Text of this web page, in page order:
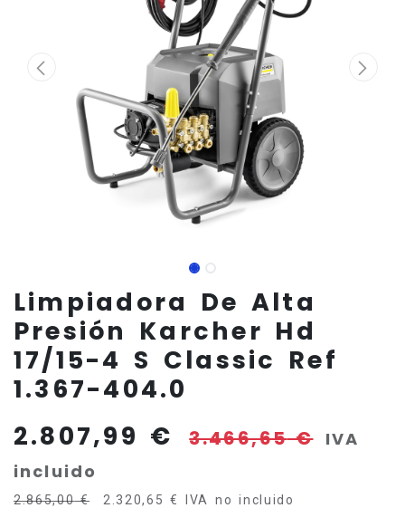
Limpiadora De Alta
Presión Karcher Hd
17/15-4 S Classic Ref
1.367-404.0
2.807,99 € 3.466,65€ IVA
incluido
2.865,00€ 2.320,65 € IVA no incluido